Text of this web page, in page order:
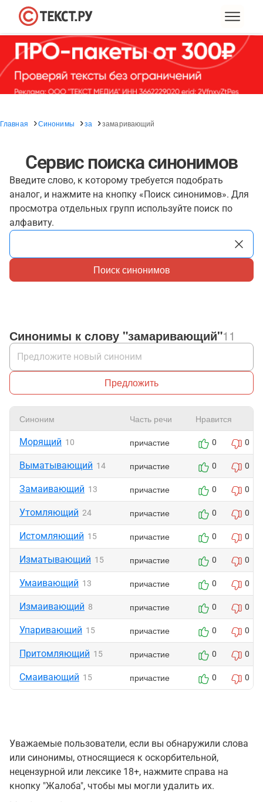
Главная Синонимы за замаривающий
Сервис поиска синонимов
Введите слово, к которому требуется подобрать
аналог, и нажмите на кнопку «Поиск синонимов». Для
просмотра отдельных групп используйте поиск по
алфавиту.
Поиск синонимов
Синонимы к слову "замаривающий"11
Предложить
Синоним Часть речи Нравится
Морящий 10 причастие 0 0
Выматывающий 14 причастие 0 0
Замаивающий 13 причастие 0 0
Утомляющий 24 причастие 0 0
Истомляющий 15 причастие 0 0
Изматывающий 15 причастие 0 0
Умаивающий 13 причастие 0 0
Измаивающий 8 причастие 0 0
Упаривающий 15 причастие 0 0
Притомляющий 15 причастие 0 0
Смаивающий 15 причастие 0 0
Уважаемые пользователи, если вы обнаружили слова
или синонимы, относящиеся к оскорбительной,
нецензурной или лексике 18+, нажмите справа на
кнопку "Жалоба", чтобы мы могли удалить их.